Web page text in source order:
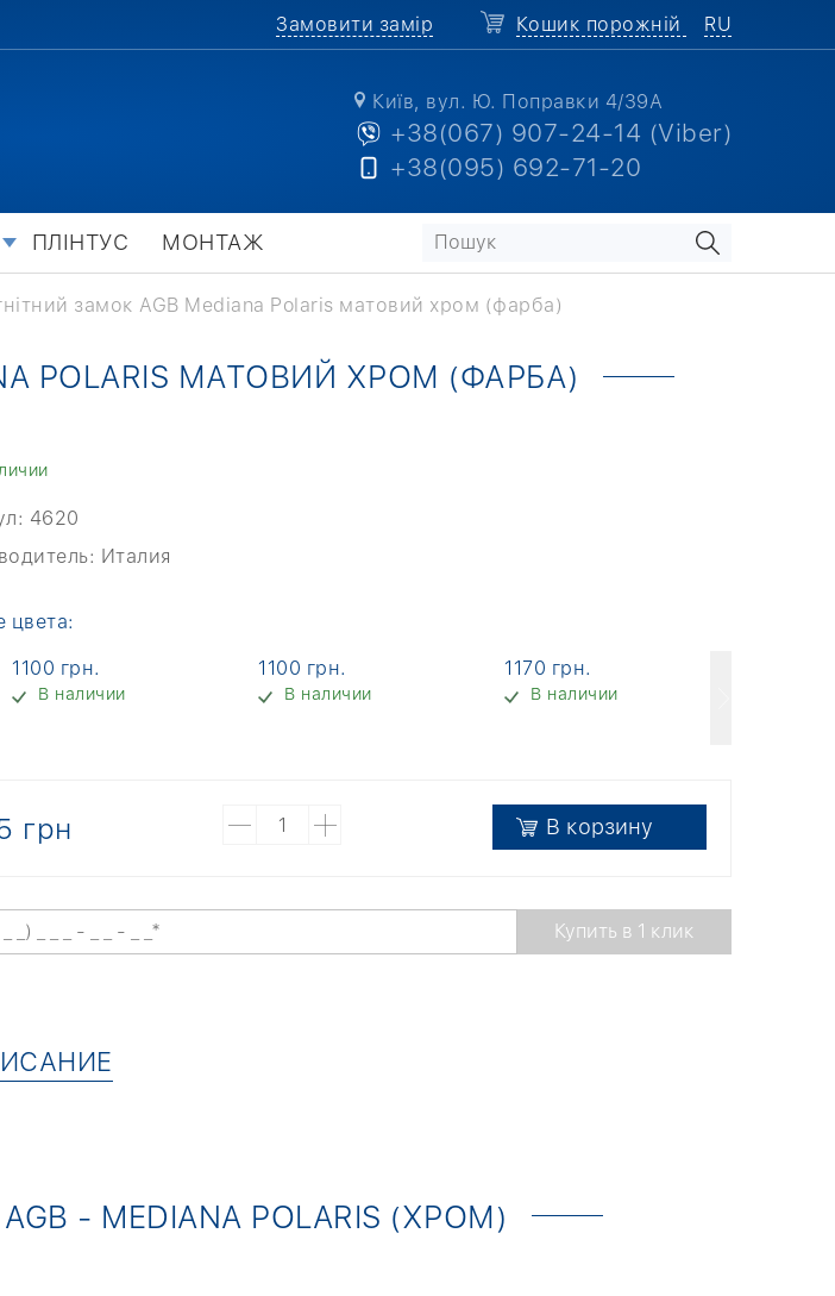
Замовити замір Кошик порожній RU
Київ, вул. Ю. Поправки 4/39А
+38(067) 907-24-14 (Viber)
+38(095) 692-71-20
ПЛІНТУС МОНТАЖ
замок AGB Mediana Polaris матовий хром (фарба)
POLARIS МАТОВИЙ ХРОМ (ФАРБА)
4620
Италия
цвета:
1100 грн.
В наличии
1100 грн.
В наличии
1170 грн.
В наличии
грн В корзину
- MEDIANA POLARIS (ХРОМ)